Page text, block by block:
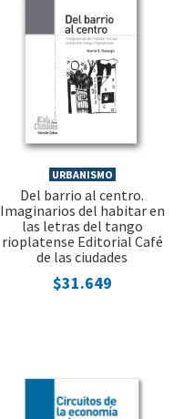
URBANISMO
Del barrio al centro.
Imaginarios del habitar en
las letras del tango
rioplatense Editorial Café
de las ciudades
$31.649